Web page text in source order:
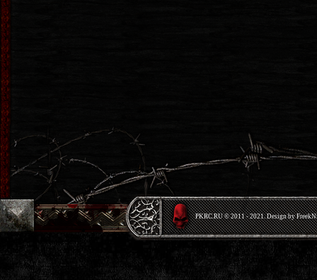
PKRС.RU © 2011 - 2021. Design by